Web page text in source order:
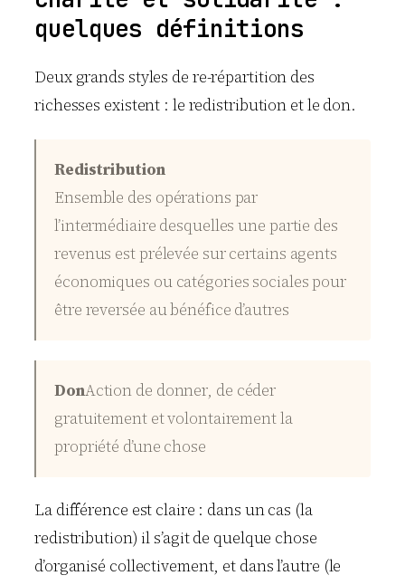
quelques définitions
Deux grands styles de re-répartition des
richesses existent : le redistribution et le don.
Redistribution
Ensemble des opérations par
l’intermédiaire desquelles une partie des
revenus est prélevée sur certains agents
économiques ou catégories sociales pour
être reversée au bénéfice d’autres
DonAction de donner, de céder
gratuitement et volontairement la
propriété d’une chose
La différence est claire : dans un cas (la
redistribution) il s’agit de quelque chose
d’organisé collectivement, et dans l’autre (le